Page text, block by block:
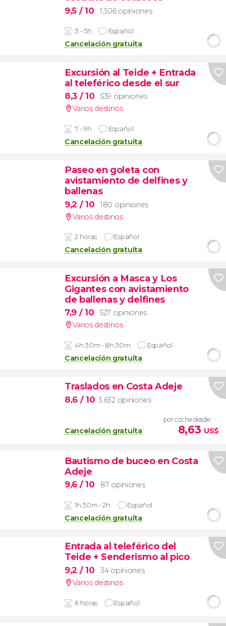
9,5 / 10 1.306 opiniones
3 - 5h Español
Cancelación gratuita
Excursión al Teide + Entrada
al teleférico desde el sur
8,3 / 10
539 opiniones
Varios destinos
7 - 9h Español
Cancelación gratuita
Paseo en goleta con
avistamiento de delfines y
ballenas
9,2 / 10
180 opiniones
Varios destinos
2 horas Español
Cancelación gratuita
Excursión a Masca y Los
Gigantes con avistamiento
de ballenas y delfines
7,9 / 10
527 opiniones
Varios destinos
4h 30m - 8h 30m Español
Cancelación gratuita
Traslados en Costa Adeje
8,6 / 10 3.632 opiniones
Cancelación gratuita
por coche desde
8,63 US$
Bautismo de buceo en Costa
Adeje
9,6 / 10 87 opiniones
1h 30m - 2h Español
Cancelación gratuita
Entrada al teleférico del
Teide + Senderismo al pico
9,2 / 10
34 opiniones
Varios destinos
6 horas Español